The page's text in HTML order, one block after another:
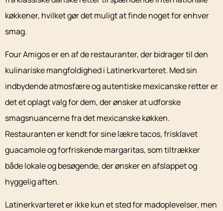
køkkener, hvilket gør det muligt at finde noget for enhver
smag.
Four Amigos er en af de restauranter, der bidrager til den
kulinariske mangfoldighed i Latinerkvarteret. Med sin
indbydende atmosfære og autentiske mexicanske retter er
det et oplagt valg for dem, der ønsker at udforske
smagsnuancerne fra det mexicanske køkken.
Restauranten er kendt for sine lækre tacos, frisklavet
guacamole og forfriskende margaritas, som tiltrækker
både lokale og besøgende, der ønsker en afslappet og
hyggelig aften.
Latinerkvarteret er ikke kun et sted for madoplevelser, men